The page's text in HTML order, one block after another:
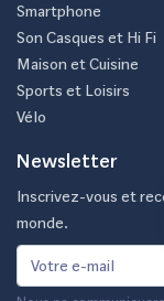
Smartphone
Son Casques et Hi Fi
Maison et Cuisine
Sports et Loisirs
Vélo
Newsletter
Inscrivez-vous et
monde.